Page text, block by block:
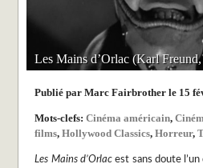
Les Mains d’Orlac (Karl
Publié par Marc Fairbrother le 15
Mots-clefs:Cinéma américain,
films,Hollywood Classics,Horreur,
Les Mains d’Orlac est sans doute